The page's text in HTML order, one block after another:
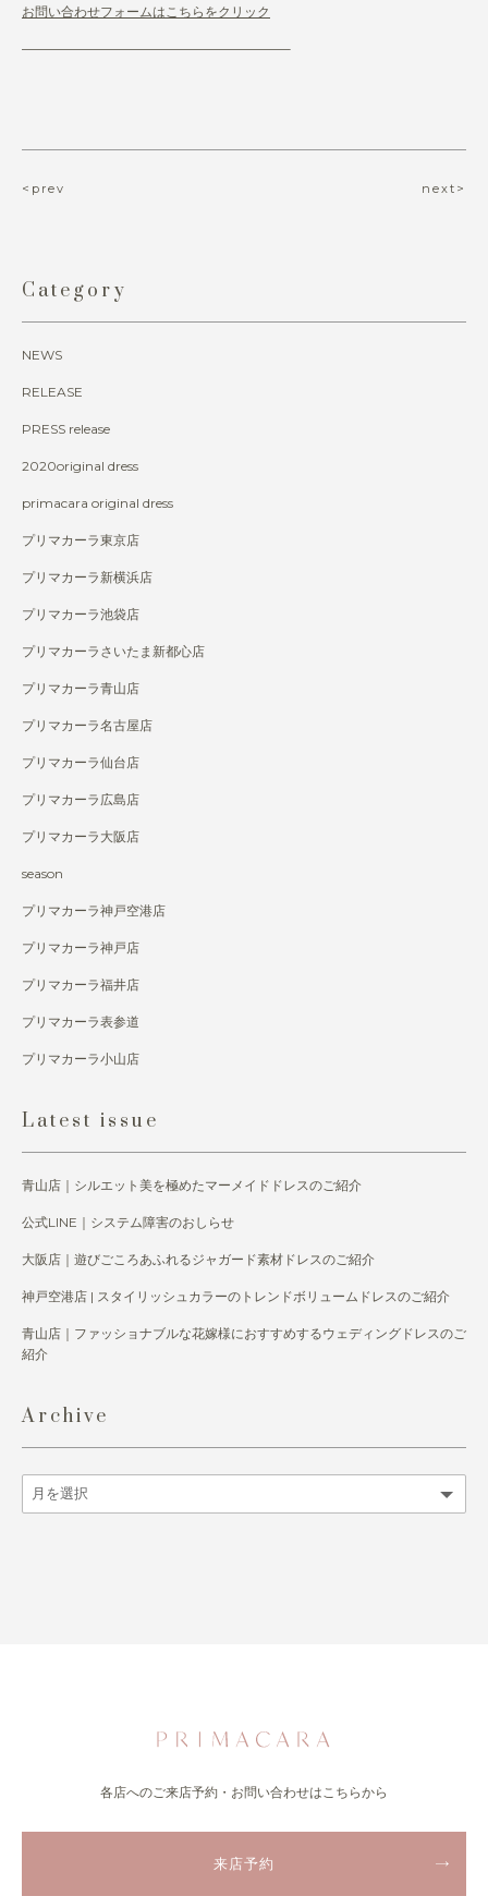
お問い合わせフォームはこちらをクリック
————————————————————–
<prev next>
Category
NEWS
RELEASE
PRESS release
2020original dress
primacara original dress
プリマカーラ東京店
プリマカーラ新横浜店
プリマカーラ池袋店
プリマカーラさいたま新都心店
プリマカーラ青山店
プリマカーラ名古屋店
プリマカーラ仙台店
プリマカーラ広島店
プリマカーラ大阪店
season
プリマカーラ神戸空港店
プリマカーラ神戸店
プリマカーラ福井店
プリマカーラ表参道
プリマカーラ小山店
Latest issue
青山店｜シルエット美を極めたマーメイドドレスのご紹介
公式LINE｜システム障害のおしらせ
大阪店｜遊びごころあふれるジャガード素材ドレスのご紹介
神戸空港店 | スタイリッシュカラーのトレンドボリュームドレスのご紹介
青山店｜ファッショナブルな花嫁様におすすめするウェディングドレスのご
紹介
Archive
各店へのご来店予約・お問い合わせはこちらから
来店予約